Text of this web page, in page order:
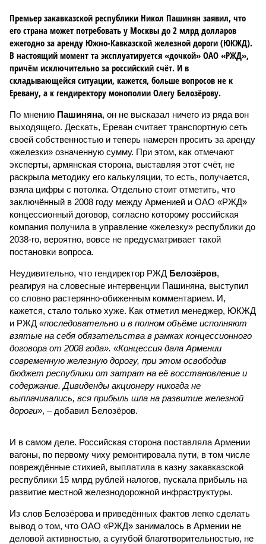
Премьер закавказской республики Никол Пашинян заявил, что
его страна может потребовать у Москвы до 2 млрд долларов
ежегодно за аренду Южно-Кавказской железной дороги (ЮКЖД).
В настоящий момент та эксплуатируется «дочкой» ОАО «РЖД»,
причём исключительно за российский счёт. И в
складывающейся ситуации, кажется, больше вопросов не к
Еревану, а к гендиректору монополии Олегу Белозёрову.
По мнению Пашиняна, он не высказал ничего из ряда вон
выходящего. Дескать, Ереван считает транспортную сеть
своей собственностью и теперь намерен просить за аренду
«железки» означенную сумму. При этом, как отмечают
эксперты, армянская сторона, выставляя этот счёт, не
раскрыла методику его калькуляции, то есть, получается,
взяла цифры с потолка. Отдельно стоит отметить, что
заключённый в 2008 году между Арменией и ОАО «РЖД»
концессионный договор, согласно которому российская
компания получила в управление «железку» республики до
2038-го, вероятно, вовсе не предусматривает такой
постановки вопроса.
Неудивительно, что гендиректор РЖД Белозёров,
реагируя на словесные интервенции Пашиняна, выступил
со словно растерянно-обиженным комментарием. И,
кажется, стало только хуже. Как отметил менеджер, ЮКЖД
и РЖД «последовательно и в полном объёме исполняют
взятые на себя обязательства в рамках концессионного
договора от 2008 года». «Концессия дала Армении
современную железную дорогу, при этом освободив
бюджет республики от затрат на её восстановление и
содержание. Дивиденды акционеру никогда не
выплачивались, вся прибыль шла на развитие железной
дороги», – добавил Белозёров.
И в самом деле. Российская сторона поставляла Армении
вагоны, по первому чиху ремонтировала пути, в том числе
повреждённые стихией, выплатила в казну закавказской
республики 15 млрд рублей налогов, пускала прибыль на
развитие местной железнодорожной инфраструктуры.
Из слов Белозёрова и приведённых фактов легко сделать
вывод о том, что ОАО «РЖД» занималось в Армении не
деловой активностью, а сугубой благотворительностью, не